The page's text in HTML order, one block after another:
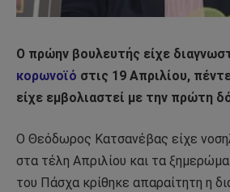
Ο πρώην βουλευτής είχε
κορωνοϊό στις 19 Απριλίου,
είχε εμβολιαστεί με την πρώτη
Ο Θεόδωρος Κατσανέβας είχε
στα τέλη Απριλίου και τα
του Πάσχα κρίθηκε απαραίτητη η